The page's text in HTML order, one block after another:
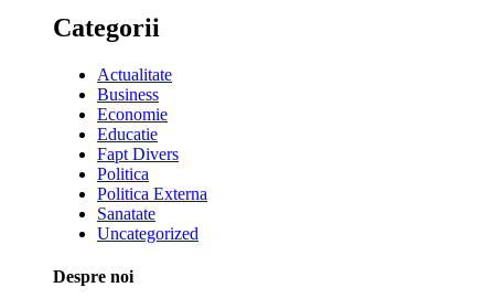
Categorii
Actualitate
Business
Economie
Educatie
Fapt Divers
Politica
Politica Externa
Sanatate
Uncategorized
Despre noi